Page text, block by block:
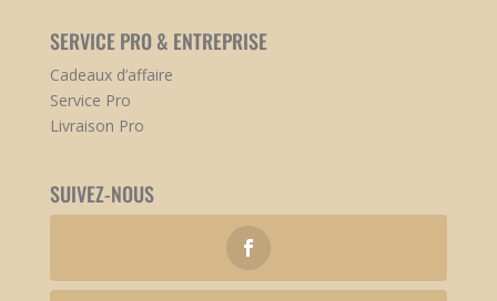
SERVICE PRO & ENTREPRISE
Cadeaux d’affaire
Service Pro
Livraison Pro
SUIVEZ-NOUS